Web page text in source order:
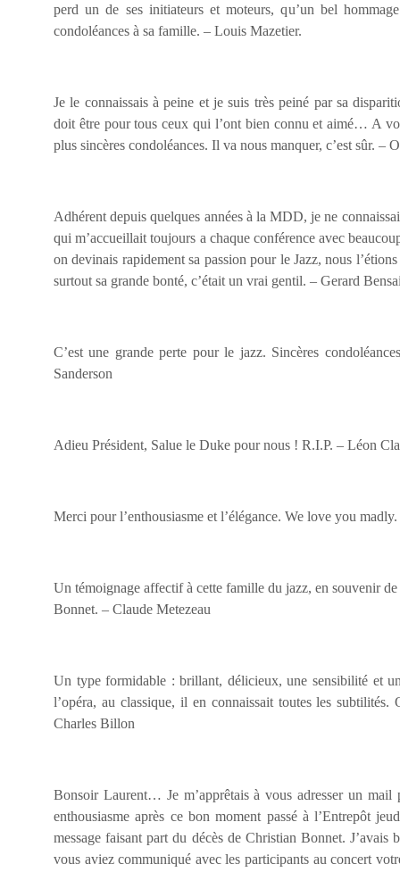
perd un de ses initiateurs et moteurs, qu’un bel
condoléances à sa famille. – Louis Mazetier.
Je le connaissais à peine et je suis très peiné par sa
doit être pour tous ceux qui l’ont bien connu et aimé… A
plus sincères condoléances. Il va nous manquer, c’est sûr. –
Adhérent depuis quelques années à la MDD, je ne
qui m’accueillait toujours a chaque conférence avec
on devinais rapidement sa passion pour le Jazz, nous
surtout sa grande bonté, c’était un vrai gentil. – Gerard
C’est une grande perte pour le jazz. Sincères
Sanderson
Adieu Président, Salue le Duke pour nous ! R.I.P. – Léon
Merci pour l’enthousiasme et l’élégance. We love you
Un témoignage affectif à cette famille du jazz, en souvenir
Bonnet. – Claude Metezeau
Un type formidable : brillant, délicieux, une sensibilité et
l’opéra, au classique, il en connaissait toutes les subtilités.
Charles Billon
Bonsoir Laurent… Je m’apprêtais à vous adresser un
enthousiasme après ce bon moment passé à l’Entrepôt
message faisant part du décès de Christian Bonnet.
vous aviez communiqué avec les participants au concert